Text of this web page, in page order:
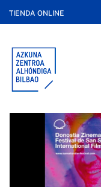
TIENDA ONLINE